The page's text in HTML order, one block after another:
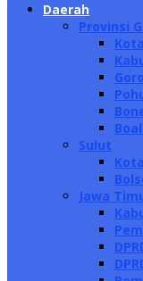
Daerah
Provinsi
Sulut
Jawa